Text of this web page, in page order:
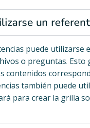
un
puede utilizarse
o preguntas.
contenidos
también puede
para crear la